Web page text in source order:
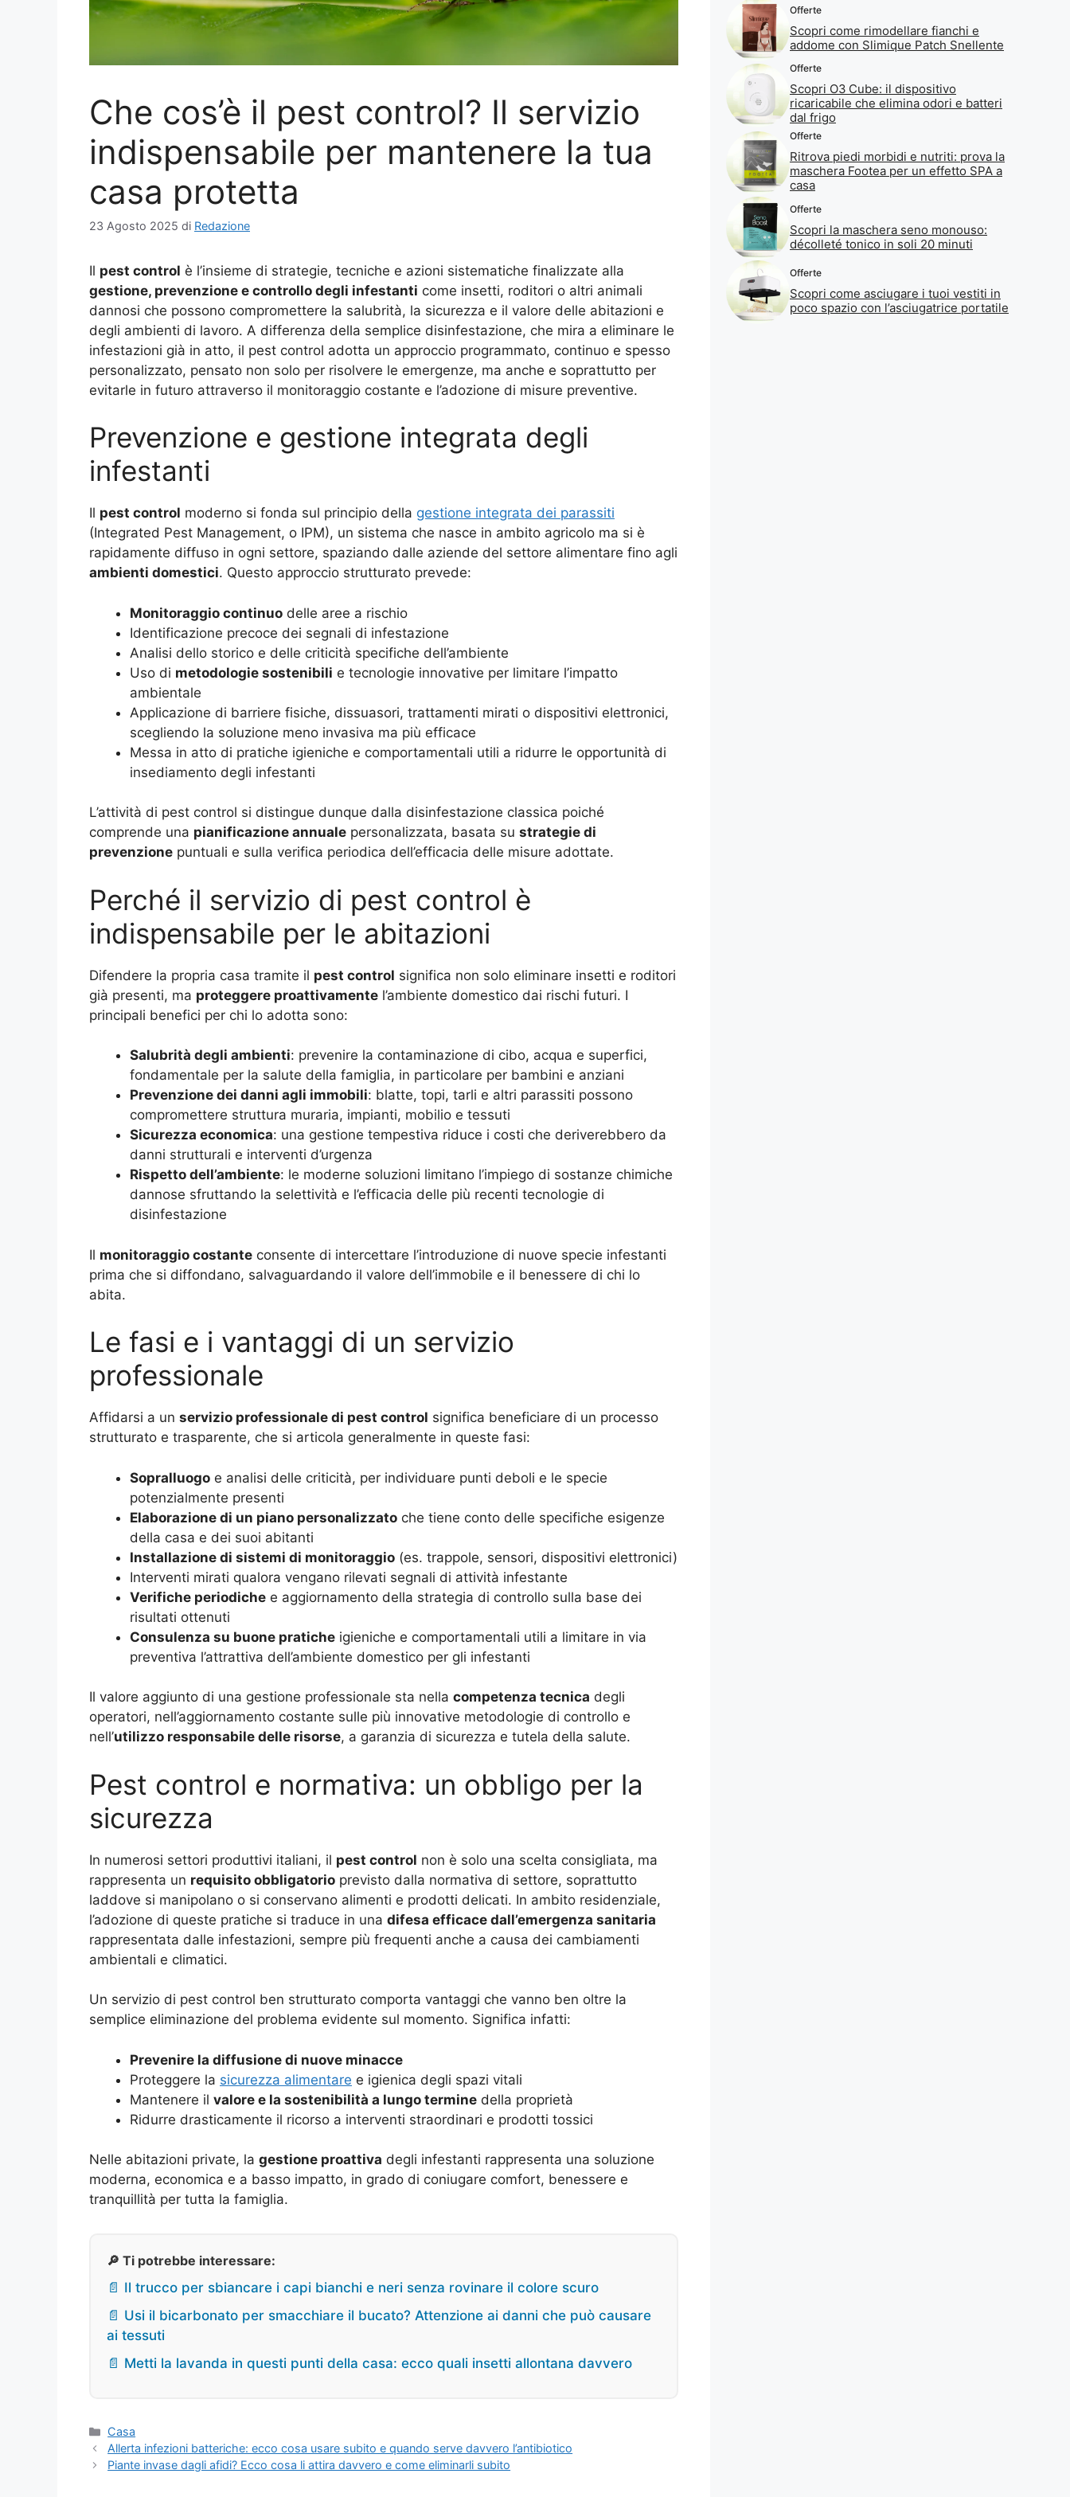
Che cos’è il pest control? Il servizio
indispensabile per mantenere la tua
casa protetta
23 Agosto 2025 di Redazione
Il pest control è l’insieme di strategie, tecniche e azioni sistematiche finalizzate alla
gestione, prevenzione e controllo degli infestanti come insetti, roditori o altri animali
dannosi che possono compromettere la salubrità, la sicurezza e il valore delle abitazioni e
degli ambienti di lavoro. A differenza della semplice disinfestazione, che mira a eliminare le
infestazioni già in atto, il pest control adotta un approccio programmato, continuo e spesso
personalizzato, pensato non solo per risolvere le emergenze, ma anche e soprattutto per
evitarle in futuro attraverso il monitoraggio costante e l’adozione di misure preventive.
Prevenzione e gestione integrata degli
infestanti
Il pest control moderno si fonda sul principio della gestione integrata dei parassiti
(Integrated Pest Management, o IPM), un sistema che nasce in ambito agricolo ma si è
rapidamente diffuso in ogni settore, spaziando dalle aziende del settore alimentare fino agli
ambienti domestici. Questo approccio strutturato prevede:
Monitoraggio continuo delle aree a rischio
Identificazione precoce dei segnali di infestazione
Analisi dello storico e delle criticità specifiche dell’ambiente
Uso di metodologie sostenibili e tecnologie innovative per limitare l’impatto
ambientale
Applicazione di barriere fisiche, dissuasori, trattamenti mirati o dispositivi elettronici,
scegliendo la soluzione meno invasiva ma più efficace
Messa in atto di pratiche igieniche e comportamentali utili a ridurre le opportunità di
insediamento degli infestanti
L’attività di pest control si distingue dunque dalla disinfestazione classica poiché
comprende una pianificazione annuale personalizzata, basata su strategie di
prevenzione puntuali e sulla verifica periodica dell’efficacia delle misure adottate.
Perché il servizio di pest control è
indispensabile per le abitazioni
Difendere la propria casa tramite il pest control significa non solo eliminare insetti e roditori
già presenti, ma proteggere proattivamente l’ambiente domestico dai rischi futuri. I
principali benefici per chi lo adotta sono:
Salubrità degli ambienti: prevenire la contaminazione di cibo, acqua e superfici,
fondamentale per la salute della famiglia, in particolare per bambini e anziani
Prevenzione dei danni agli immobili: blatte, topi, tarli e altri parassiti possono
compromettere struttura muraria, impianti, mobilio e tessuti
Sicurezza economica: una gestione tempestiva riduce i costi che deriverebbero da
danni strutturali e interventi d’urgenza
Rispetto dell’ambiente: le moderne soluzioni limitano l’impiego di sostanze chimiche
dannose sfruttando la selettività e l’efficacia delle più recenti tecnologie di
disinfestazione
Il monitoraggio costante consente di intercettare l’introduzione di nuove specie infestanti
prima che si diffondano, salvaguardando il valore dell’immobile e il benessere di chi lo
abita.
Le fasi e i vantaggi di un servizio
professionale
Affidarsi a un servizio professionale di pest control significa beneficiare di un processo
strutturato e trasparente, che si articola generalmente in queste fasi:
Sopralluogo e analisi delle criticità, per individuare punti deboli e le specie
potenzialmente presenti
Elaborazione di un piano personalizzato che tiene conto delle specifiche esigenze
della casa e dei suoi abitanti
Installazione di sistemi di monitoraggio (es. trappole, sensori, dispositivi elettronici)
Interventi mirati qualora vengano rilevati segnali di attività infestante
Verifiche periodiche e aggiornamento della strategia di controllo sulla base dei
risultati ottenuti
Consulenza su buone pratiche igieniche e comportamentali utili a limitare in via
preventiva l’attrattiva dell’ambiente domestico per gli infestanti
Il valore aggiunto di una gestione professionale sta nella competenza tecnica degli
operatori, nell’aggiornamento costante sulle più innovative metodologie di controllo e
nell’utilizzo responsabile delle risorse, a garanzia di sicurezza e tutela della salute.
Pest control e normativa: un obbligo per la
sicurezza
In numerosi settori produttivi italiani, il pest control non è solo una scelta consigliata, ma
rappresenta un requisito obbligatorio previsto dalla normativa di settore, soprattutto
laddove si manipolano o si conservano alimenti e prodotti delicati. In ambito residenziale,
l’adozione di queste pratiche si traduce in una difesa efficace dall’emergenza sanitaria
rappresentata dalle infestazioni, sempre più frequenti anche a causa dei cambiamenti
ambientali e climatici.
Un servizio di pest control ben strutturato comporta vantaggi che vanno ben oltre la
semplice eliminazione del problema evidente sul momento. Significa infatti:
Prevenire la diffusione di nuove minacce
Proteggere la sicurezza alimentare e igienica degli spazi vitali
Mantenere il valore e la sostenibilità a lungo termine della proprietà
Ridurre drasticamente il ricorso a interventi straordinari e prodotti tossici
Nelle abitazioni private, la gestione proattiva degli infestanti rappresenta una soluzione
moderna, economica e a basso impatto, in grado di coniugare comfort, benessere e
tranquillità per tutta la famiglia.
🔎 Ti potrebbe interessare:
📄 Il trucco per sbiancare i capi bianchi e neri senza rovinare il colore scuro
📄 Usi il bicarbonato per smacchiare il bucato? Attenzione ai danni che può causare
ai tessuti
📄 Metti la lavanda in questi punti della casa: ecco quali insetti allontana davvero
Categorie
Casa
Allerta infezioni batteriche: ecco cosa usare subito e quando serve davvero l’antibiotico
Piante invase dagli afidi? Ecco cosa li attira davvero e come eliminarli subito
Offerte
Scopri come rimodellare fianchi e
addome con Slimique Patch Snellente
Offerte
Scopri O3 Cube: il dispositivo
ricaricabile che elimina odori e batteri
dal frigo
Offerte
Ritrova piedi morbidi e nutriti: prova la
maschera Footea per un effetto SPA a
casa
Offerte
Scopri la maschera seno monouso:
décolleté tonico in soli 20 minuti
Offerte
Scopri come asciugare i tuoi vestiti in
poco spazio con l’asciugatrice portatile